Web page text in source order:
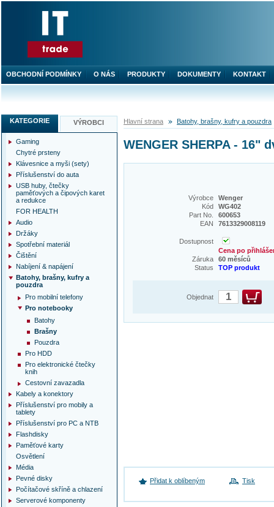
Hlavní strana Batohy, brašny, kufry a pouzdra
WENGER SHERPA - 16"
Výrobce
Wenger
Kód
WG402
Part No.
600653
EAN
7613329008119
Dostupnost
Cena po
Záruka
60 měsíců
Status
TOP produkt
Objednat
Přidat k oblíbeným Tisk
KATEGORIE VÝROBCI
Gaming
Chytré prsteny
Klávesnice a myši (sety)
Příslušenství do auta
USB huby, čtečky
paměťových a čipových karet
a redukce
FOR HEALTH
Audio
Držáky
Spotřební materiál
Čištění
Nabíjení & napájení
Batohy, brašny, kufry a
pouzdra
Pro mobilní telefony
Pro notebooky
Batohy
Brašny
Pouzdra
Pro HDD
Pro elektronické čtečky
knih
Cestovní zavazadla
Kabely a konektory
Příslušenství pro mobily a
tablety
Příslušenství pro PC a NTB
Flashdisky
Paměťové karty
Osvětlení
Média
Pevné disky
Počítačové skříně a chlazení
Serverové komponenty
OBCHODNÍ PODMÍNKY O NÁS PRODUKTY DOKUMENTY KONTAKT